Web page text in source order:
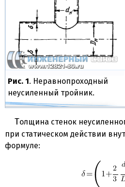
Рис. 1. Неравнопроходный
неусиленный тройник.
Толщина стенок неусиленного тройникового соединения (рис. 1)
при статическом действии
формуле: